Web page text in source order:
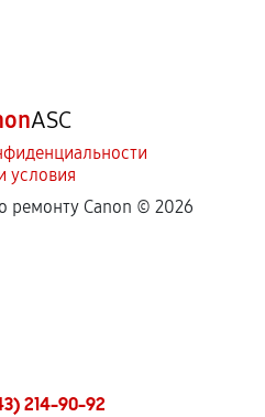
ASC
условия
ремонту Canon © 2026
214-90-92